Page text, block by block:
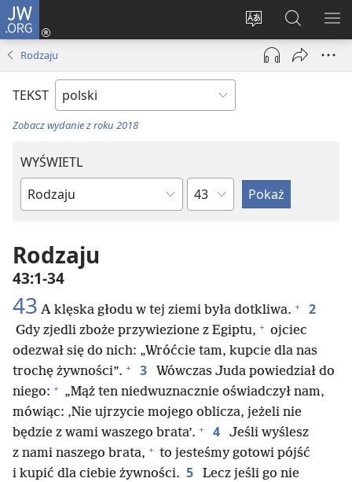
JW.ORG
Wybór
języka
Logowanie
(opens
window)
Szukaj
na
JW.ORG
Rodzaju
TEKST
Zobacz wydanie z roku 2018
WYŚWIETL
według
biblijnych
według
rozdziałów
Rodzaju
43:1-34
43 A klęska głodu w tej ziemi była dotkliwa. + 2
Gdy zjedli zboże przywiezione z Egiptu, + ojciec
odezwał się do nich: „Wróćcie tam, kupcie dla nas
trochę żywności”. + 3
Wówczas Juda powiedział do
niego: + „Mąż ten niedwuznacznie oświadczył nam,
mówiąc: ‚Nie ujrzycie mojego oblicza, jeżeli nie
będzie z wami waszego brata’. + 4
Jeśli wyślesz
z nami naszego brata, + to jesteśmy gotowi pójść
i kupić dla ciebie żywności. 5
Lecz jeśli go nie